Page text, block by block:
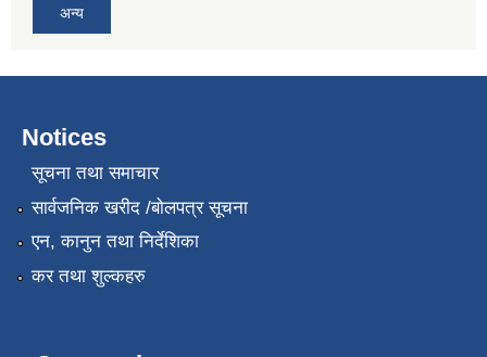
अन्य
Notices
सूचना तथा समाचार
सार्वजनिक खरीद /बोलपत्र सूचना
एन, कानुन तथा निर्देशिका
कर तथा शुल्कहरु